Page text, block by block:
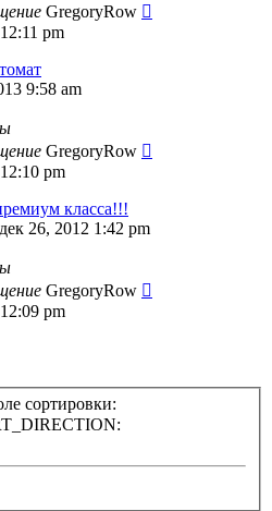
GregoryRow
pm
9:58 am
GregoryRow
pm
класса!!!
26, 2012 1:42 pm
GregoryRow
pm
сортировки: